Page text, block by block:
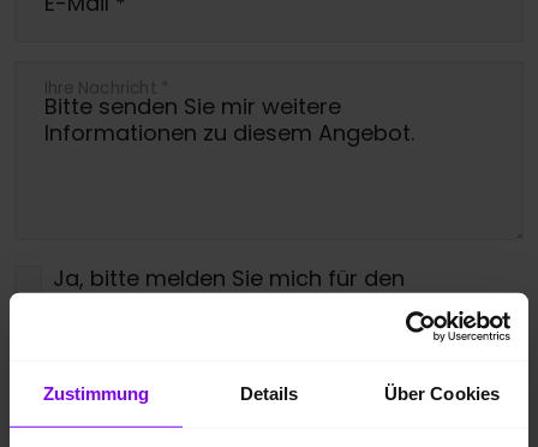
Zustimmung Details Über Cookies
Ihre Nachricht *
Ja, bitte melden Sie mich für den
übermittelten Daten entsprechend der